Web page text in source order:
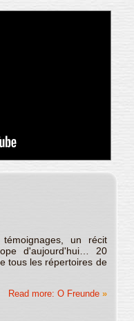
un récit
d'aujourd'hui… 20
tous les répertoires de
Read more: O Freunde